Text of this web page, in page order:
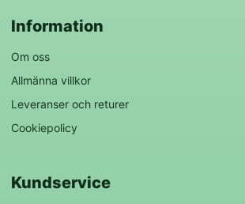
Information
Om oss
Allmänna villkor
Leveranser och returer
Cookiepolicy
Kundservice